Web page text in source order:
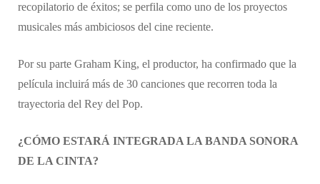
recopilatorio de éxitos; se perfila como uno de los proyectos
musicales más ambiciosos del cine reciente.
Por su parte Graham King, el productor, ha confirmado que la
película incluirá más de 30 canciones que recorren toda la
trayectoria del Rey del Pop.
¿CÓMO ESTARÁ INTEGRADA LA BANDA SONORA
DE LA CINTA?